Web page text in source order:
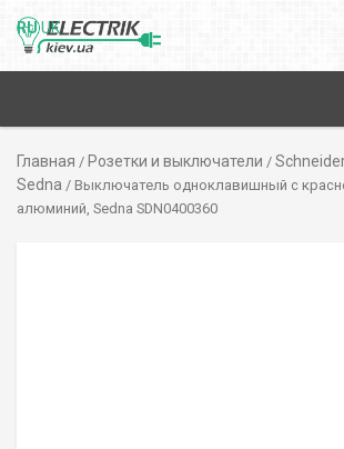
Главная / Розетки и выключатели /
Sedna / Выключатель одноклавишный с
алюминий, Sedna SDN0400360
RUUK